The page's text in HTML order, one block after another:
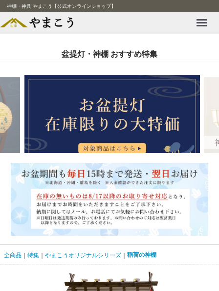
神棚・神具 やまこう【公式オンラインショップ】
盆提灯・神棚 おすすめ特集
全商品 特集 やまこうオリジナルシリーズ 稲荷の神棚